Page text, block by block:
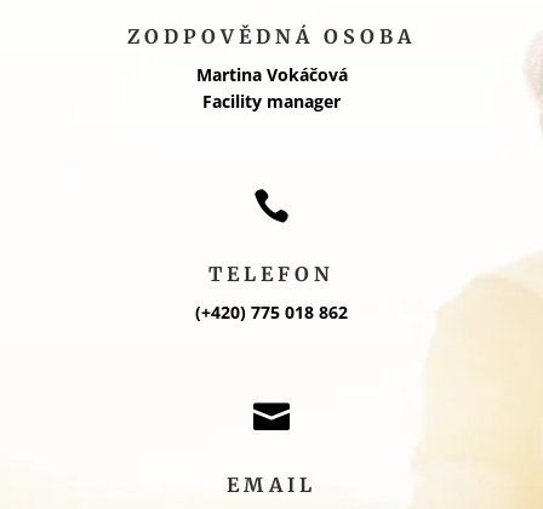
ZODPOVĚDNÁ OSOBA
Martina Vokáčová
Facility manager

TELEFON
(+420) 775 018 862

EMAIL